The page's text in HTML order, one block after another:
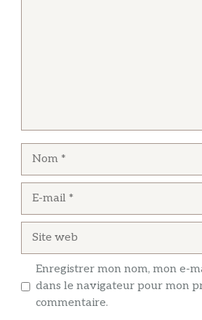
Enregistrer mon nom, mon e-
dans le navigateur pour mon
commentaire.